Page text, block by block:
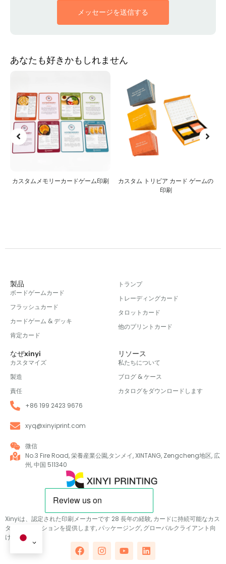
メッセージを送信する
あなたも好きかもしれません
カスタム トリビア カード ゲームの
カスタム ジグソーパズル
Xinyiは、認定された印刷メーカーです 28 長年の経験, カードに持続可能なカス
タムソリューションを提供します, パッケージング, グローバルクライアント向
けの公開.
製品
ボードゲームカード
フラッシュカード
カードゲーム & デッキ
肯定カード
トランプ
トレーディングカード
タロットカード
他のプリントカード
なぜxinyi
カスタマイズ
製造
責任
リソース
私たちについて
ブログ & ケース
カタログをダウンロードします
+86 199 2423 9676
xyq@xinyiprint.com
微信
No.3 Fire Road, 栄養産業公園,タンメイ, XINTANG, Zengcheng地区, 広
州, 中国 511340